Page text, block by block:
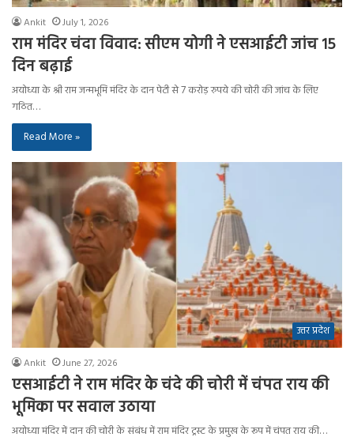
Ankit July 1, 2026
राम मंदिर चंदा विवाद: सीएम योगी ने एसआईटी जांच 15
दिन बढ़ाई
अयोध्या के श्री राम जन्मभूमि मंदिर के दान पेटी से 7 करोड़ रुपये की चोरी की जांच के लिए
गठित…
Read More »
उत्तर प्रदेश
Ankit June 27, 2026
एसआईटी ने राम मंदिर के चंदे की चोरी में चंपत राय की
भूमिका पर सवाल उठाया
अयोध्या मंदिर में दान की चोरी के संबंध में राम मंदिर ट्रस्ट के प्रमुख के रूप में चंपत राय की…